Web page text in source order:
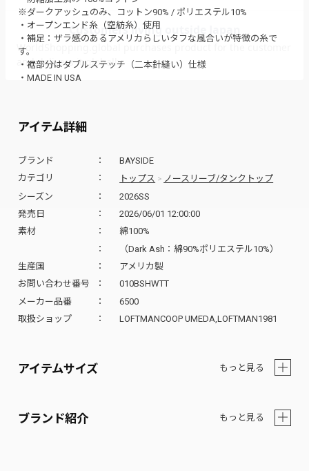
アイテム詳細
ブランド
BAYSIDE
カテゴリ
トップス > ノースリーブ/タンクトップ
シーズン
2026SS
発売日
2026/06/01 12:00:00
素材
綿100%
（Dark Ash：綿90%ポリエステル10%）
生産国
アメリカ製
お問い合わせ番号
010BSHWTT
メーカー品番
6500
取扱ショップ
LOFTMANCOOP UMEDA,LOFTMAN1981
※ダークアッシュのみ、コットン90% / ポリエステル10%
・オープンエンド糸（空紡糸）使用
・補足：ザラ感のあるアメリカらしいタフな風合いが特徴の糸で
す。
・裾部分はダブルステッチ（二本針縫い）仕様
・MADE IN USA
アイテムサイズ もっと見る
ブランド紹介 もっと見る